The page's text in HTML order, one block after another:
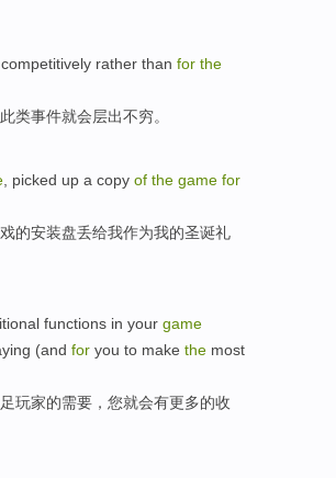
rather than for the
类事件就会层出不穷。
, picked up a copy of the game for
的安装盘丢给我作为我的圣诞礼
functions in your game
(and for you to make the most
玩家的需要 ， 您就会有更多的收